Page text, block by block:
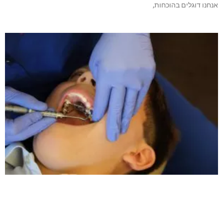
אנחנו דוגלים בהוכחות,